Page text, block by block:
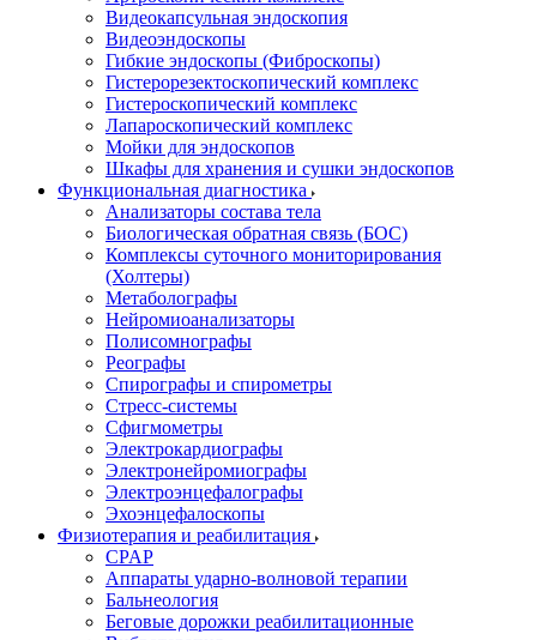
Видеокапсульная эндоскопия
Видеоэндоскопы
Гибкие эндоскопы (Фиброcкопы)
Гистерорезектоскопический комплекс
Гистероскопический комплекс
Лапароскопический комплекс
Мойки для эндоскопов
Шкафы для хранения и сушки эндоскопов
Функциональная диагностика
Анализаторы состава тела
Биологическая обратная связь (БОС)
Комплексы суточного мониторирования
(Холтеры)
Метаболографы
Нейромиоанализаторы
Полисомнографы
Реографы
Спирографы и спирометры
Стресс-системы
Сфигмометры
Электрокардиографы
Электронейромиографы
Электроэнцефалографы
Эхоэнцефалоскопы
Физиотерапия и реабилитация
CPAP
Аппараты ударно-волновой терапии
Бальнеология
Беговые дорожки реабилитационные